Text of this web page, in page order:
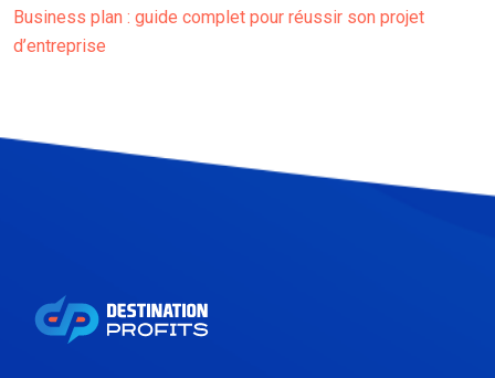
Business plan : guide complet pour réussir son projet
d’entreprise